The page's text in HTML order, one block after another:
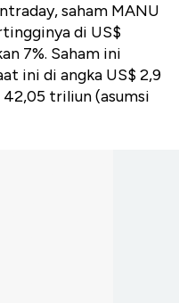
saham MANU
di US$
7%. Saham ini
ini di angka US$ 2,9
triliun (asumsi